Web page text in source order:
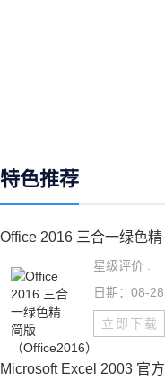
特色推荐
Office 2016 三合一绿色精
星级评价 :
日期：08-28
立即下载
Microsoft Excel 2003 官方